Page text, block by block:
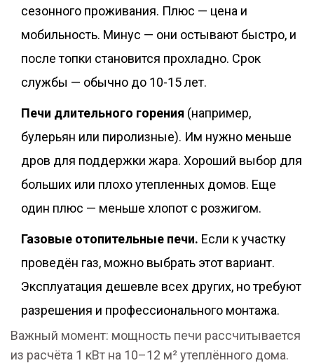
сезонного проживания. Плюс — цена и
мобильность. Минус — они остывают быстро, и
после топки становится прохладно. Срок
службы — обычно до 10-15 лет.
Печи длительного горения (например,
булерьян или пиролизные). Им нужно меньше
дров для поддержки жара. Хороший выбор для
больших или плохо утепленных домов. Еще
один плюс — меньше хлопот с розжигом.
Газовые отопительные печи. Если к участку
проведён газ, можно выбрать этот вариант.
Эксплуатация дешевле всех других, но требуют
разрешения и профессионального монтажа.
Важный момент: мощность печи рассчитывается
из расчёта 1 кВт на 10–12 м² утеплённого дома.